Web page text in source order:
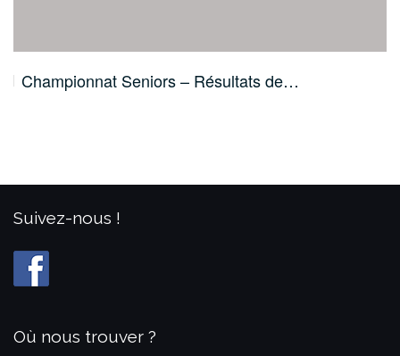
Championnat Seniors – Résultats de…
Suivez-nous !
Où nous trouver ?